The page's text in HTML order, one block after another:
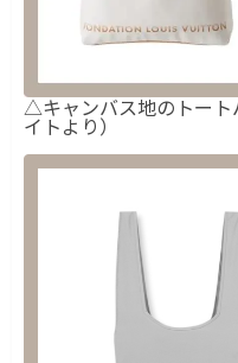
△キャンバス地のトート
イトより）